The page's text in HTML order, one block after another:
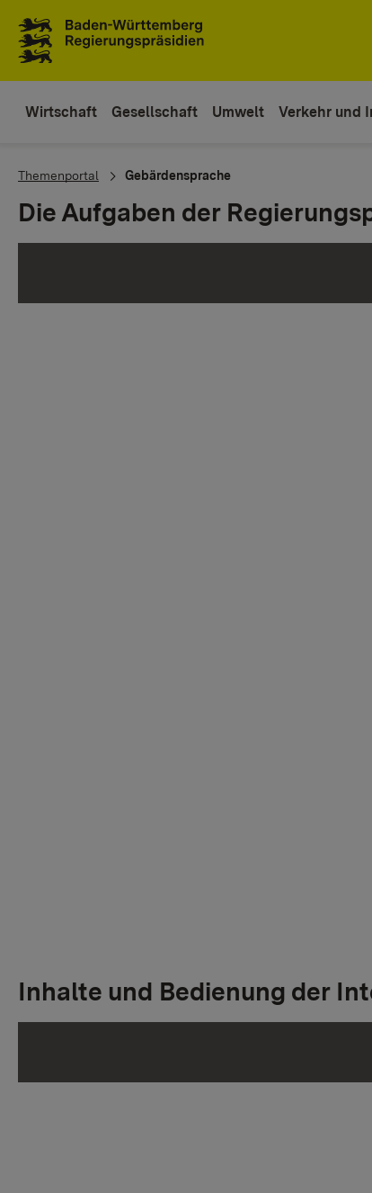
Wirtschaft Gesellschaft Umwelt Verkehr und
You are here:
Themenportal Gebärdensprache
Die Aufgaben der
Inhalte und Bedienung der